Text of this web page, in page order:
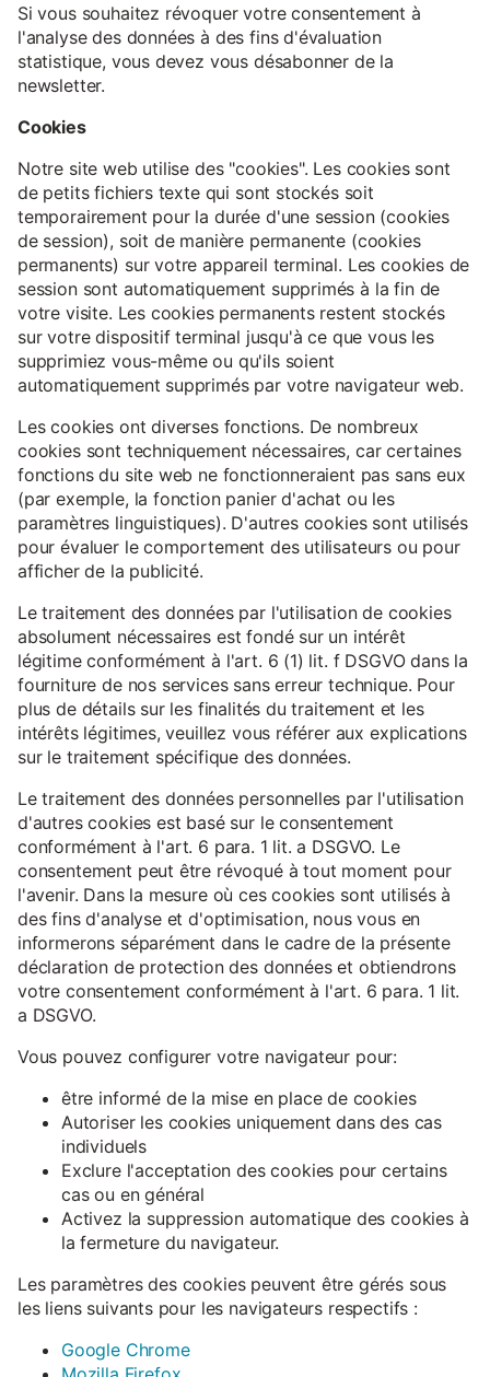
Si vous souhaitez révoquer votre consentement à
l'analyse des données à des fins d'évaluation
statistique, vous devez vous désabonner de la
newsletter.
Cookies
Notre site web utilise des "cookies". Les cookies sont
de petits fichiers texte qui sont stockés soit
temporairement pour la durée d'une session (cookies
de session), soit de manière permanente (cookies
permanents) sur votre appareil terminal. Les cookies de
session sont automatiquement supprimés à la fin de
votre visite. Les cookies permanents restent stockés
sur votre dispositif terminal jusqu'à ce que vous les
supprimiez vous-même ou qu'ils soient
automatiquement supprimés par votre navigateur web.
Les cookies ont diverses fonctions. De nombreux
cookies sont techniquement nécessaires, car certaines
fonctions du site web ne fonctionneraient pas sans eux
(par exemple, la fonction panier d'achat ou les
paramètres linguistiques). D'autres cookies sont utilisés
pour évaluer le comportement des utilisateurs ou pour
afficher de la publicité.
Le traitement des données par l'utilisation de cookies
absolument nécessaires est fondé sur un intérêt
légitime conformément à l'art. 6 (1) lit. f DSGVO dans la
fourniture de nos services sans erreur technique. Pour
plus de détails sur les finalités du traitement et les
intérêts légitimes, veuillez vous référer aux explications
sur le traitement spécifique des données.
Le traitement des données personnelles par l'utilisation
d'autres cookies est basé sur le consentement
conformément à l'art. 6 para. 1 lit. a DSGVO. Le
consentement peut être révoqué à tout moment pour
l'avenir. Dans la mesure où ces cookies sont utilisés à
des fins d'analyse et d'optimisation, nous vous en
informerons séparément dans le cadre de la présente
déclaration de protection des données et obtiendrons
votre consentement conformément à l'art. 6 para. 1 lit.
a DSGVO.
Vous pouvez configurer votre navigateur pour:
être informé de la mise en place de cookies
Autoriser les cookies uniquement dans des cas
individuels
Exclure l'acceptation des cookies pour certains
cas ou en général
Activez la suppression automatique des cookies à
la fermeture du navigateur.
Les paramètres des cookies peuvent être gérés sous
les liens suivants pour les navigateurs respectifs :
Google Chrome